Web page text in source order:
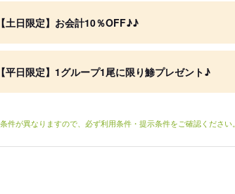
【土日限定】お会計10％OFF♪♪
【平日限定】1グループ1尾に限り鯵プレゼント♪
件が異なりますので、必ず利用条件・提示条件をご確認ください。